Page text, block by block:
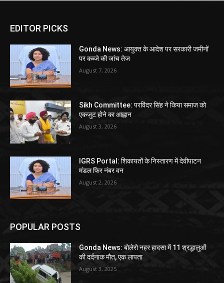
EDITOR PICKS
Gonda News: आयुक्त के आदेश पर सरकारी जमीनों
पर कब्जे की जांच तेज
August 7, 2026
Sikh Committee: परविंदर सिंह ने किया समाज को
एकजुट होने का आह्वान
August 3, 2026
IGRS Portal: शिकायतों के निस्तारण में देवीपाटन
मंडल फिर नंबर वन
August 2, 2026
POPULAR POSTS
Gonda News: बोलेरो नहर हादसा में 11 श्रद्धालुओं
की दर्दनाक मौत, एक लापता
August 3, 2025